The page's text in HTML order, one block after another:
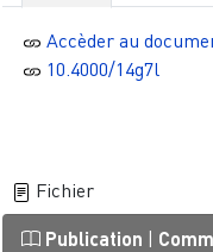
Accèder au
10.4000/14g7l
Fichier
Publication |